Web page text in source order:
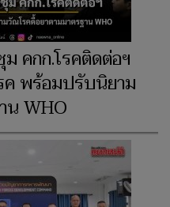
คกก.โรคติดต่อฯ
พร้อมปรับนิยาม
น WHO